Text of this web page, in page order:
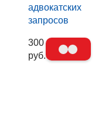
адвокатских
запросов
300
руб.